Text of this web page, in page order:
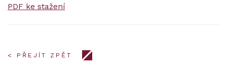
PDF ke stažení
< PŘEJÍT ZPĚT